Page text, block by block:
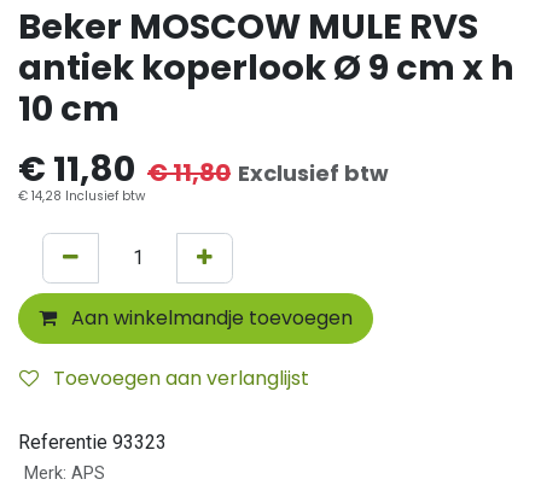
Beker MOSCOW MULE RVS
antiek koperlook Ø 9 cm x h
10 cm
€ 11,80 €11,80 Exclusief btw
€ 14,28 Inclusief btw
Aan winkelmandje toevoegen
Toevoegen aan verlanglijst
Referentie 93323
Merk: APS